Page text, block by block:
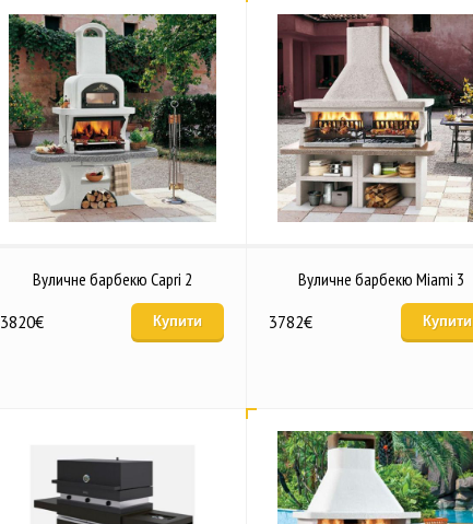
Вуличне барбекю Capri 2
3820€ Купити
Вуличне барбекю Miami 3
3782€ Купити